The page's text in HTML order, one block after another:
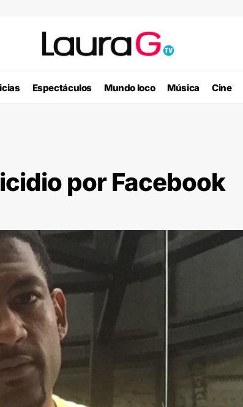
Espectáculos Mundo loco Música Cine
por Facebook